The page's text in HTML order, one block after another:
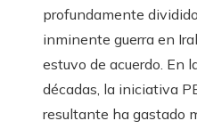
profundamente
inminente guerra en
estuvo de acuerdo. En
décadas, la iniciativa
resultante ha gastado